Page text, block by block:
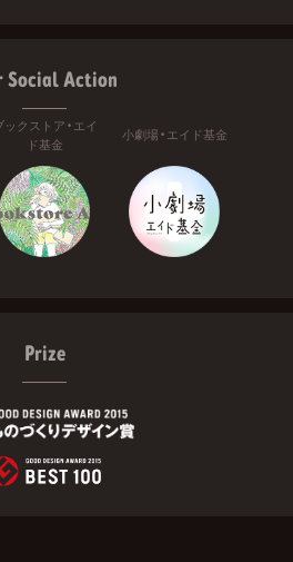
Social Action
ックストア・エイ
ド基金
小劇場・エイド基金
Prize